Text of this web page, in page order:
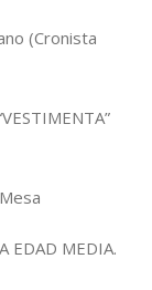
(Cronista
EDAD MEDIA.